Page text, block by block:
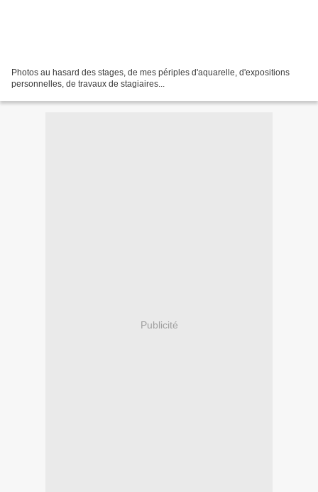
Photos au hasard des stages, de mes périples d'aquarelle, d'expositions
personnelles, de travaux de stagiaires...
Publicité